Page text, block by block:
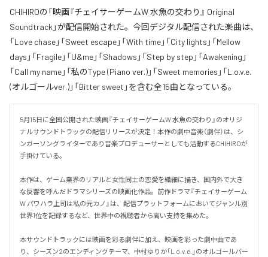
CHIHIROの「映画『チェイサーゲームW 水魚の交わり』 Original
Soundtrack」が配信開始された。今回デジタル配信された楽曲は、
「Love chase」「Sweet escape」「With time」「City lights」「Mellow
days」「Fragile」「U&me」「Shadows」「Step by step」「Awakening」
「Call my name」「私のType (Piano ver.)」「Sweet memories」「L.o.v.e.
(オルゴールver.)」「Bitter sweet」を含む全15曲となっている。
5月15日に全国公開された映画『チェイサーゲームW 水魚の交わり』のオリジ
ナルサウンドトラックの配信リリースが決定！本作の劇中音楽（劇伴）は、シ
ンガーソングライターであり音楽プロデューサーとしても活動するCHIHIROが
手掛けている。
本作は、ゲーム業界のリアルと女性同士の恋愛を繊細に描き、国内外で大き
な反響を呼んだドラマシリーズの映画化作品。前作ドラマ『チェイサーゲーム
W パワハラ上司は私の元カノ』は、配信プラットフォームにおいてジャンル別
世界1位を記録するなど、世界中の視聴者から高い支持を集めた。
本サウンドトラックには映画を彩る劇伴に加え、映画を彩った劇中曲であ
り、シーズン2のエンディングテーマ、中村ゆりか「L.o.v.e.」のオルゴールバー